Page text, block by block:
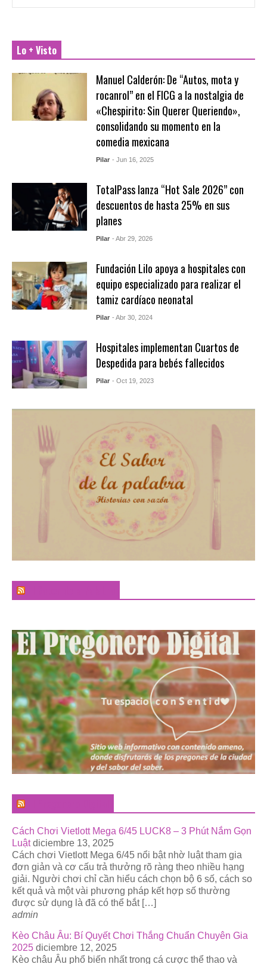
Lo + Visto
Manuel Calderón: De “Autos, mota y
rocanrol” en el FICG a la nostalgia de
«Chespirito: Sin Querer Queriendo»,
consolidando su momento en la
comedia mexicana
Pilar - Jun 16, 2025
TotalPass lanza “Hot Sale 2026” con
descuentos de hasta 25% en sus
planes
Pilar - Abr 29, 2026
Fundación Lilo apoya a hospitales con
equipo especializado para realizar el
tamiz cardíaco neonatal
Pilar - Abr 30, 2024
Hospitales implementan Cuartos de
Despedida para bebés fallecidos
Pilar - Oct 19, 2023
Cách Chơi Vietlott Mega 6/45 LUCK8 – 3 Phút Nắm Gọn
Luật diciembre 13, 2025
Cách chơi Vietlott Mega 6/45 nổi bật nhờ luật tham gia
đơn giản và cơ cấu trả thưởng rõ ràng theo nhiều hạng
giải. Người chơi chỉ cần hiểu cách chọn bộ 6 số, cách so
kết quả và một vài phương pháp kết hợp số thường
được sử dụng là đã có thể bắt […]
admin
Kèo Châu Âu: Bí Quyết Chơi Thắng Chuẩn Chuyên Gia
2025 diciembre 12, 2025
Kèo châu Âu phổ biến nhất trong cá cược thể thao và